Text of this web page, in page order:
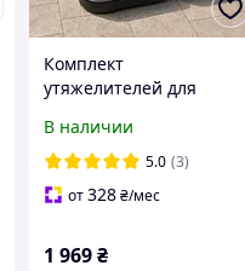
Комплект
утяжелителей для
шт / Пластиковые
плиты балласт
подставка для
пляжного зонта
В наличии
5.0 (3)
от328₴/мес
1 969₴